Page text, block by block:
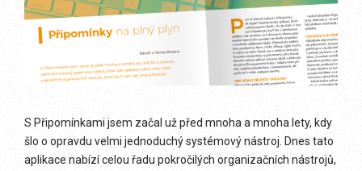
S Připomínkami jsem začal už před mnoha a mnoha lety, kdy
šlo o opravdu velmi jednoduchý systémový nástroj. Dnes tato
aplikace nabízí celou řadu pokročilých organizačních nástrojů,